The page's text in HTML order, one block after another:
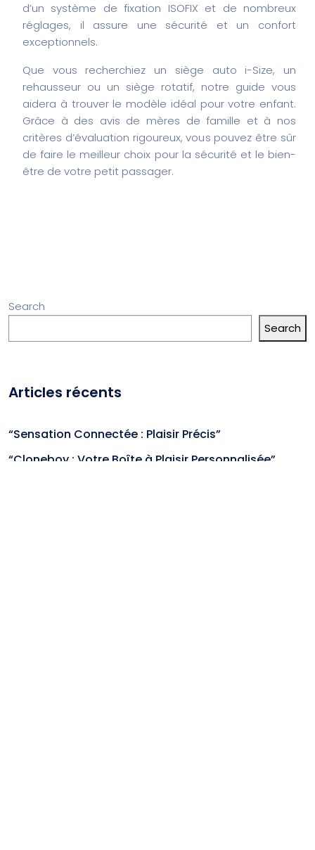
d’un système de fixation ISOFIX et de nombreux
réglages, il assure une sécurité et un confort
exceptionnels.
Que vous recherchiez un siège auto i-Size, un
rehausseur ou un siège rotatif, notre guide vous
aidera à trouver le modèle idéal pour votre enfant.
Grâce à des avis de mères de famille et à nos
critères d’évaluation rigoureux, vous pouvez être sûr
de faire le meilleur choix pour la sécurité et le bien-
être de votre petit passager.
Search
Search
Articles récents
“Sensation Connectée : Plaisir Précis”
“Cloneboy : Votre Boîte à Plaisir Personnalisée”